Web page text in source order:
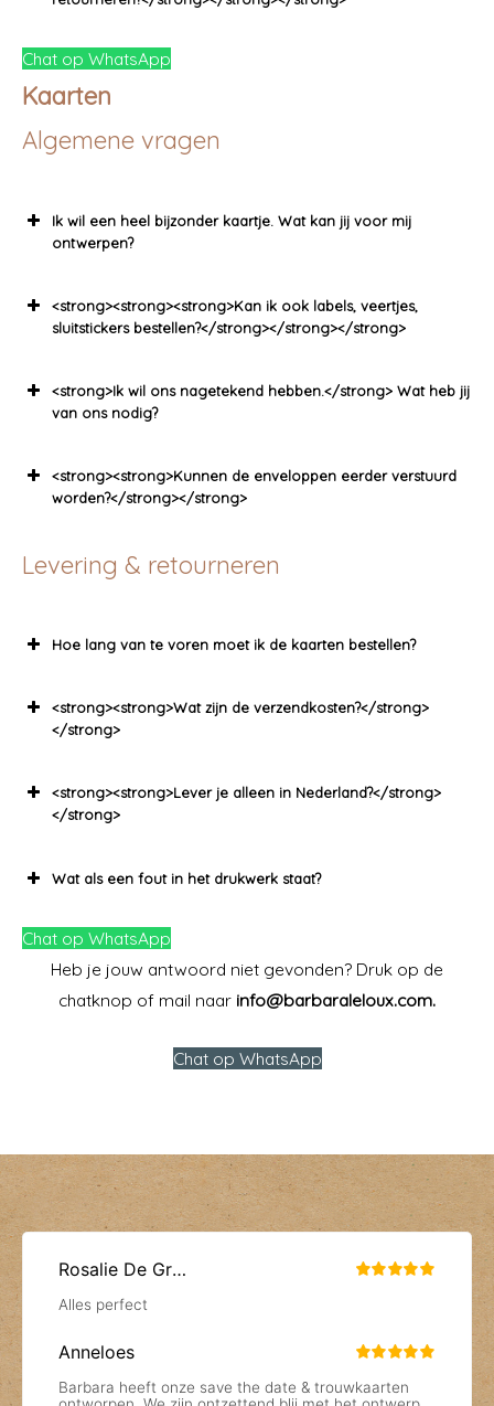
Chat op WhatsApp
Kaarten
Algemene vragen
Ik wil een heel bijzonder kaartje. Wat kan jij voor mij
ontwerpen?
<strong><strong><strong>Kan ik ook labels, veertjes,
sluitstickers bestellen?</strong></strong></strong>
<strong>Ik wil ons nagetekend hebben.</strong> Wat heb jij
van ons nodig?
<strong><strong>Kunnen de enveloppen eerder verstuurd
worden?</strong></strong>
Levering & retourneren
Hoe lang van te voren moet ik de kaarten bestellen?
<strong><strong>Wat zijn de verzendkosten?</strong>
</strong>
<strong><strong>Lever je alleen in Nederland?</strong>
</strong>
Wat als een fout in het drukwerk staat?
Chat op WhatsApp
Heb je jouw antwoord niet gevonden? Druk op de
chatknop of mail naar info@barbaraleloux.com.
Chat op WhatsApp